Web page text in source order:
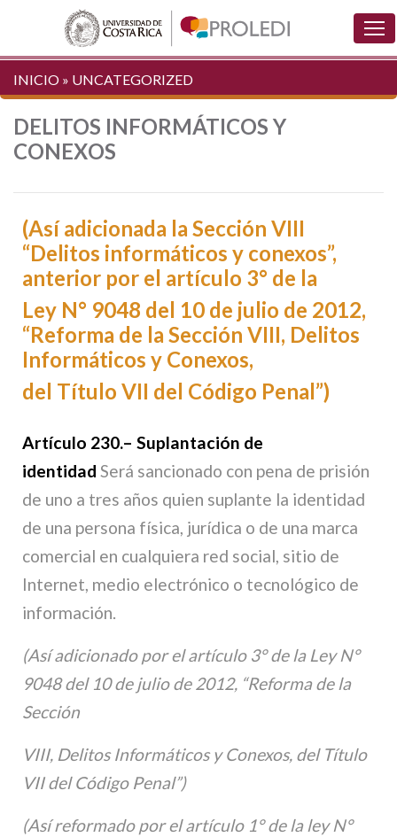
INICIO » UNCATEGORIZED
DELITOS INFORMÁTICOS Y
CONEXOS
(Así adicionada la Sección VIII
“Delitos informáticos y conexos”,
anterior por el artículo 3° de la
Ley N° 9048 del 10 de julio de 2012,
“Reforma de la Sección VIII, Delitos
Informáticos y Conexos,
del Título VII del Código Penal”)
Artículo 230.– Suplantación de
identidad Será sancionado con pena de prisión
de uno a tres años quien suplante la identidad
de una persona física, jurídica o de una marca
comercial en cualquiera red social, sitio de
Internet, medio electrónico o tecnológico de
información.
(Así adicionado por el artículo 3° de la Ley N°
9048 del 10 de julio de 2012, “Reforma de la
Sección
VIII, Delitos Informáticos y Conexos, del Título
VII del Código Penal”)
(Así reformado por el artículo 1° de la ley N°